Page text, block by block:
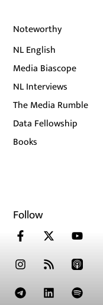
Noteworthy
NL English
Media Biascope
NL Interviews
The Media Rumble
Data Fellowship
Books
Follow